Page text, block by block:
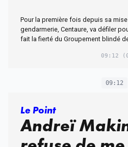
Pour la première fois depuis sa
gendarmerie, Centaure, va défiler
fait la fierté du Groupement blindé
09:12
09:12
Le Point
Andreï